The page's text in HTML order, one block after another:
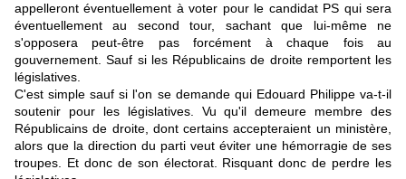
appelleront éventuellement à voter pour le candidat PS qui sera
éventuellement au second tour, sachant que lui-même ne
s'opposera peut-être pas forcément à chaque fois au
gouvernement. Sauf si les Républicains de droite remportent les
législatives.
C'est simple sauf si l'on se demande qui Edouard Philippe va-t-il
soutenir pour les législatives. Vu qu'il demeure membre des
Républicains de droite, dont certains accepteraient un ministère,
alors que la direction du parti veut éviter une hémorragie de ses
troupes. Et donc de son électorat. Risquant donc de perdre les